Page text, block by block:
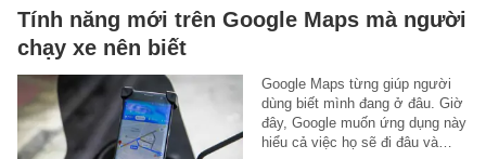
Tính năng mới trên Google Maps mà người
chạy xe nên biết
Google Maps từng giúp người
dùng biết mình đang ở đâu. Giờ
đây, Google muốn ứng dụng này
hiểu cả việc họ sẽ đi đâu và…